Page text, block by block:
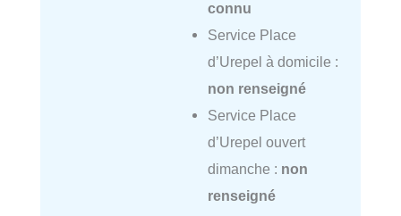
connu
Service Place
d’Urepel à domicile :
non renseigné
Service Place
d’Urepel ouvert
dimanche : non
renseigné